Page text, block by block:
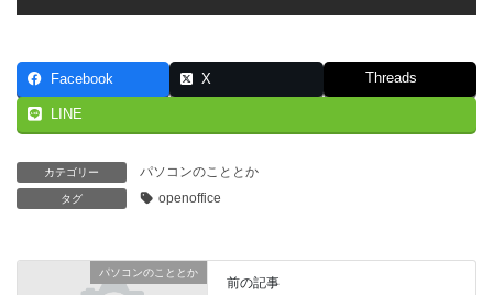
Facebook X Threads
LINE
カテゴリー パソコンのこととか
タグ openoffice
パソコンのこととか
前の記事